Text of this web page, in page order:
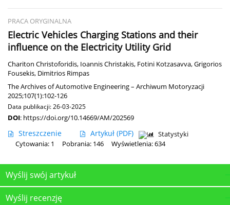
PRACA ORYGINALNA
Electric Vehicles Charging Stations and their
influence on the Electricity Utility Grid
Chariton Christoforidis, Ioannis Christakis, Fotini Kotzasavva,Grigorios
Fousekis, Dimitrios Rimpas
The Archives of Automotive Engineering – Archiwum Motoryzacji
2025;107(1):102-126
Data publikacji: 26-03-2025
DOI: https://doi.org/10.14669/AM/202569
Streszczenie Artykuł (PDF)
Statystyki
Cytowania: 1
Pobrania: 146 Wyświetlenia: 634
Wyślij swój artykuł
Wyślij recenzję